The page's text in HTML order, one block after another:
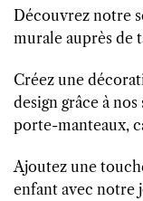
Découvrez notre
murale auprès de
Créez une
design grâce à
porte-manteaux,
Ajoutez une
enfant avec notre